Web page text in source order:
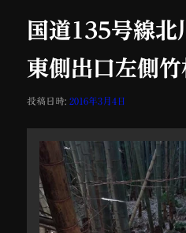
ゲ
ー
ョ
国道135号線北
東側出口左側
投稿日時:2016年3月4日